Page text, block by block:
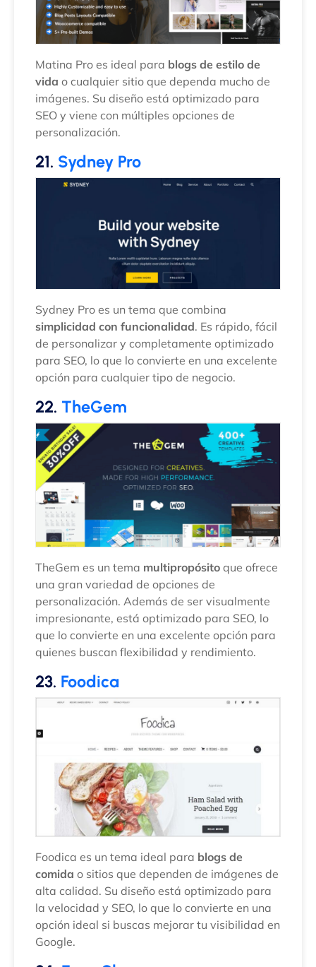
Matina Pro es ideal para blogs de estilo de
vida o cualquier sitio que dependa mucho de
imágenes. Su diseño está optimizado para
SEO y viene con múltiples opciones de
personalización.
21. Sydney Pro
Sydney Pro es un tema que combina
simplicidad con funcionalidad. Es rápido, fácil
de personalizar y completamente optimizado
para SEO, lo que lo convierte en una excelente
opción para cualquier tipo de negocio.
22. TheGem
TheGem es un tema multipropósito que ofrece
una gran variedad de opciones de
personalización. Además de ser visualmente
impresionante, está optimizado para SEO, lo
que lo convierte en una excelente opción para
quienes buscan flexibilidad y rendimiento.
23. Foodica
Foodica es un tema ideal para blogs de
comida o sitios que dependen de imágenes de
alta calidad. Su diseño está optimizado para
la velocidad y SEO, lo que lo convierte en una
opción ideal si buscas mejorar tu visibilidad en
Google.